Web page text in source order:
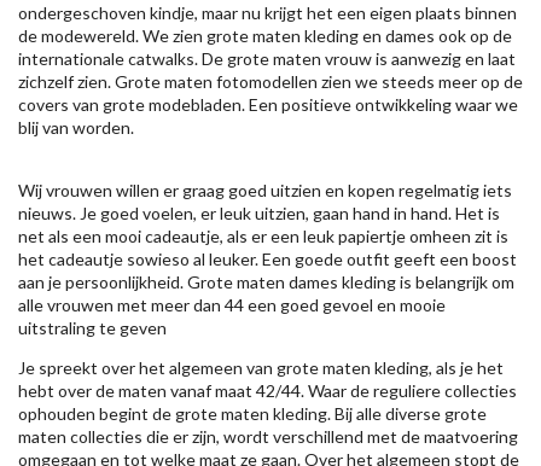
ondergeschoven kindje, maar nu krijgt het een eigen plaats binnen
de modewereld. We zien grote maten kleding en dames ook op de
internationale catwalks. De grote maten vrouw is aanwezig en laat
zichzelf zien. Grote maten fotomodellen zien we steeds meer op de
covers van grote modebladen. Een positieve ontwikkeling waar we
blij van worden.
Wij vrouwen willen er graag goed uitzien en kopen regelmatig iets
nieuws. Je goed voelen, er leuk uitzien, gaan hand in hand. Het is
net als een mooi cadeautje, als er een leuk papiertje omheen zit is
het cadeautje sowieso al leuker. Een goede outfit geeft een boost
aan je persoonlijkheid. Grote maten dames kleding is belangrijk om
alle vrouwen met meer dan 44 een goed gevoel en mooie
uitstraling te geven
Je spreekt over het algemeen van grote maten kleding, als je het
hebt over de maten vanaf maat 42/44. Waar de reguliere collecties
ophouden begint de grote maten kleding. Bij alle diverse grote
maten collecties die er zijn, wordt verschillend met de maatvoering
omgegaan en tot welke maat ze gaan. Over het algemeen stopt de